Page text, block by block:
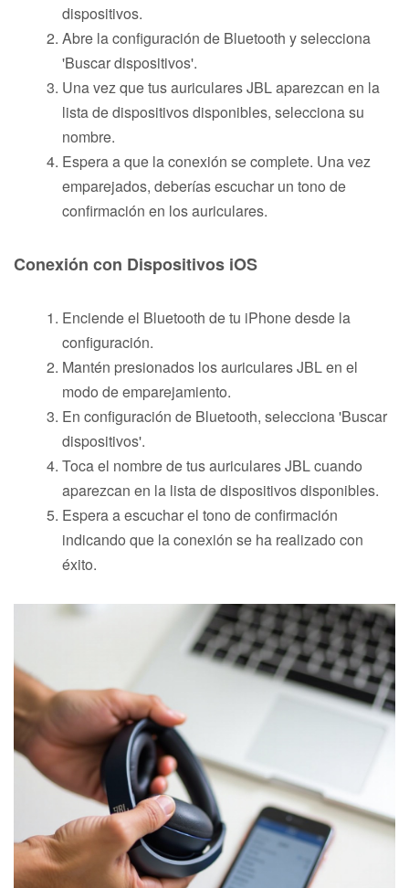
dispositivos.
Abre la configuración de Bluetooth y selecciona
'Buscar dispositivos'.
Una vez que tus auriculares JBL aparezcan en la
lista de dispositivos disponibles, selecciona su
nombre.
Espera a que la conexión se complete. Una vez
emparejados, deberías escuchar un tono de
confirmación en los auriculares.
Conexión con Dispositivos iOS
Enciende el Bluetooth de tu iPhone desde la
configuración.
Mantén presionados los auriculares JBL en el
modo de emparejamiento.
En configuración de Bluetooth, selecciona 'Buscar
dispositivos'.
Toca el nombre de tus auriculares JBL cuando
aparezcan en la lista de dispositivos disponibles.
Espera a escuchar el tono de confirmación
indicando que la conexión se ha realizado con
éxito.